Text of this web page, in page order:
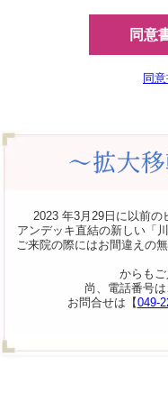
同意
同
2023 年3月29日に以前の
アンデッキ直結の新しい「
ご来院の際にはお間違えの
からもご
尚、電話番号
お問合せは【049-